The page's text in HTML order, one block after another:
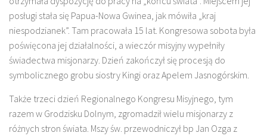
posługi stała się Papua-Nowa Gwinea, jak mówiła „kraj
niespodzianek”. Tam pracowała 15 lat. Kongresowa sobota była
poświęcona jej działalności, a wieczór misyjny wypełniły
świadectwa misjonarzy. Dzień zakończył się procesją do
symbolicznego grobu siostry Kingi oraz Apelem Jasnogórskim.
Także trzeci dzień Regionalnego Kongresu Misyjnego, tym
razem w Grodzisku Dolnym, zgromadził wielu misjonarzy z
różnych stron świata. Mszy św. przewodniczył bp Jan Ozga z